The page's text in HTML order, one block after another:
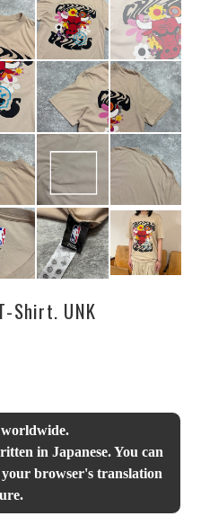
Shirt. UNK
in Japanese. You can
browser's translation